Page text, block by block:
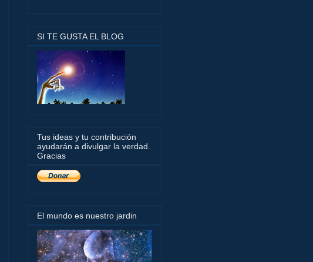
SI TE GUSTA EL BLOG
Tus ideas y tu contribución
ayudarán a divulgar la verdad.
Gracias
El mundo es nuestro jardin